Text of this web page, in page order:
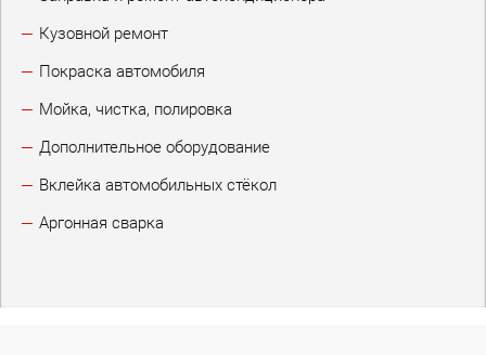
Кузовной ремонт
Покраска автомобиля
Мойка, чистка, полировка
Дополнительное оборудование
Вклейка автомобильных стёкол
Аргонная сварка